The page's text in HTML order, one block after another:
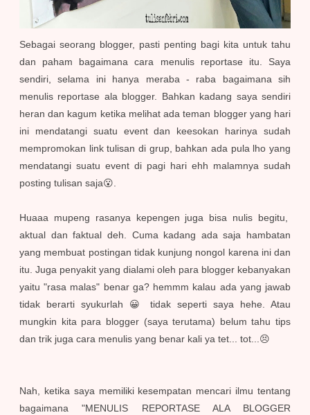
Sebagai seorang blogger, pasti penting bagi kita untuk tahu
dan paham bagaimana cara menulis reportase itu. Saya
sendiri, selama ini hanya meraba - raba bagaimana sih
menulis reportase ala blogger. Bahkan kadang saya sendiri
heran dan kagum ketika melihat ada teman blogger yang hari
ini mendatangi suatu event dan keesokan harinya sudah
mempromokan link tulisan di grup, bahkan ada pula lho yang
mendatangi suatu event di pagi hari ehh malamnya sudah
posting tulisan saja😮.
Huaaa mupeng rasanya kepengen juga bisa nulis begitu,
aktual dan faktual deh. Cuma kadang ada saja hambatan
yang membuat postingan tidak kunjung nongol karena ini dan
itu Juga penyakit yang dialami oleh para blogger kebanyakan
yaitu "rasa malas" benar ga? hemmm kalau ada yang jawab
tidak berarti syukurlah 😀 tidak seperti saya hehe. Atau
mungkin kita para blogger (saya terutama) belum tahu tips
dan trik juga cara menulis yang benar kali ya tet... tot...😣
Nah, ketika saya memiliki kesempatan mencari ilmu tentang
bagaimana "MENULIS REPORTASE ALA BLOGGER